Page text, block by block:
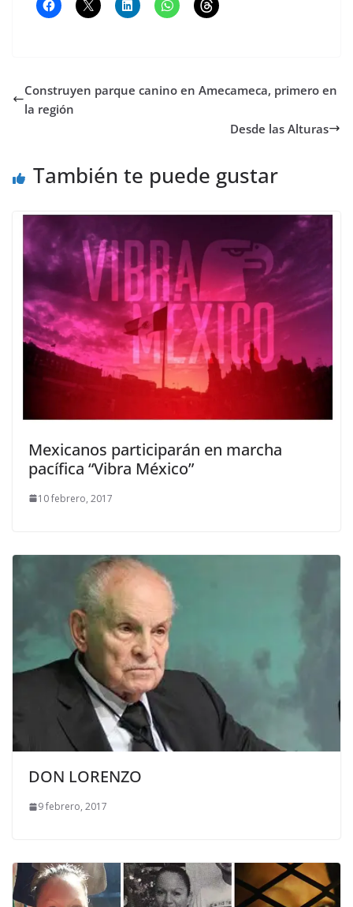
Construyen parque canino en Amecameca, primero en
la región
Desde las Alturas
También te puede gustar
Mexicanos participarán en marcha
pacífica “Vibra México”
10 febrero, 2017
DON LORENZO
9 febrero, 2017